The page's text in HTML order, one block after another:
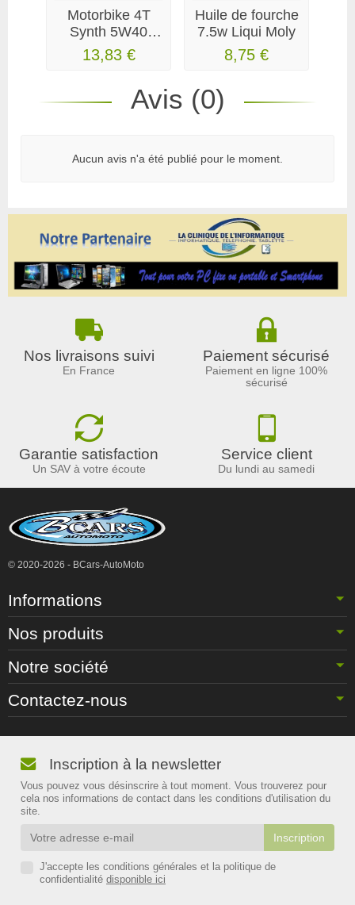
Motor­bike 4T
Synth 5W40
Street Race 1L
13,83 €
Huile de fourche
7.5w Liqui Moly
8,75 €
Avis (0)
Aucun avis n'a été publié pour le moment.
Nos livraisons suivi
En France
Paiement sécurisé
Paiement en ligne 100%
sécurisé
Garantie satisfaction
Un SAV à votre écoute
Service client
Du lundi au samedi
© 2020-2026 - BCars-AutoMoto
Informations
Nos produits
Notre société
Contactez-nous
Inscription à la newsletter
Vous pouvez vous désinscrire à tout moment. Vous trouverez pour
cela nos informations de contact dans les conditions d'utilisation du
site.
J'accepte les conditions générales et la politique de
confidentialité disponible ici